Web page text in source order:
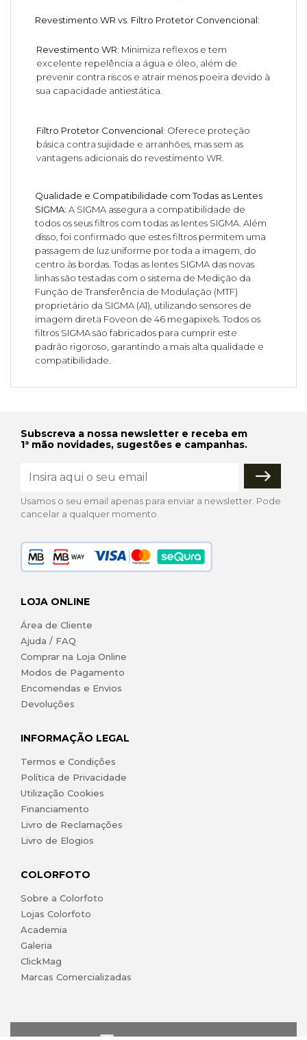
Revestimento WR vs. Filtro Protetor Convencional:
Revestimento WR: Minimiza reflexos e tem
excelente repelência a água e óleo, além de
prevenir contra riscos e atrair menos poeira devido à
sua capacidade antiestática.
Filtro Protetor Convencional: Oferece proteção
básica contra sujidade e arranhões, mas sem as
vantagens adicionais do revestimento WR.
Qualidade e Compatibilidade com Todas as Lentes
SIGMA: A SIGMA assegura a compatibilidade de
todos os seus filtros com todas as lentes SIGMA. Além
disso, foi confirmado que estes filtros permitem uma
passagem de luz uniforme por toda a imagem, do
centro às bordas. Todas as lentes SIGMA das novas
linhas são testadas com o sistema de Medição da
Função de Transferência de Modulação (MTF)
proprietário da SIGMA (A1), utilizando sensores de
imagem direta Foveon de 46 megapixels. Todos os
filtros SIGMA são fabricados para cumprir este
padrão rigoroso, garantindo a mais alta qualidade e
compatibilidade.
Subscreva a nossa newsletter e receba em
1ª mão novidades, sugestões e campanhas.
Usamos o seu email apenas para enviar a newsletter. Pode
cancelar a qualquer momento.
LOJA ONLINE
Área de Cliente
Ajuda / FAQ
Comprar na Loja Online
Modos de Pagamento
Encomendas e Envios
Devoluções
INFORMAÇÃO LEGAL
Termos e Condições
Política de Privacidade
Utilização Cookies
Financiamento
Livro de Reclamações
Livro de Elogios
COLORFOTO
Sobre a Colorfoto
Lojas Colorfoto
Academia
Galeria
ClickMag
Marcas Comercializadas